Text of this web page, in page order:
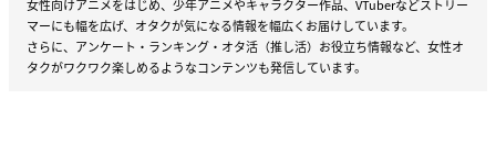
女性向けアニメをはじめ、少年アニメやキャラクター作品、VTuberなどストリー
マーにも幅を広げ、オタクが気になる情報を幅広くお届けしています。
さらに、アンケート・ランキング・オタ活（推し活）お役立ち情報など、女性オ
タクがワクワク楽しめるようなコンテンツも発信しています。